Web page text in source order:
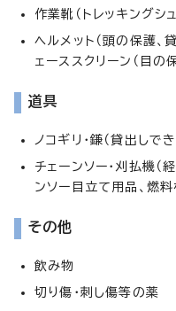
作業靴（トレッキングシ
ヘルメット（頭の保護、
ェーススクリーン（目の
道具
ノコギリ・鎌（貸出しで
チェーンソー・刈払機（
ンソー目立て用品、燃
その他
飲み物
切り傷・刺し傷等の薬